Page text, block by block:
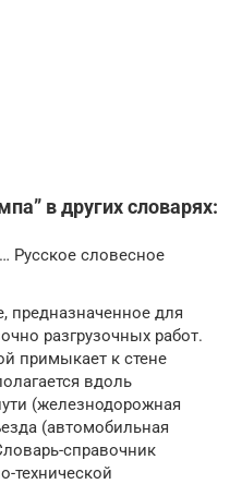
в других словарях:
Русское словесное
предназначенное для
разгрузочных работ.
примыкает к стене
вдоль
(железнодорожная
(автомобильная
справочник
технической